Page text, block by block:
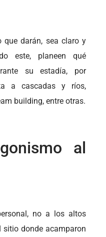
que darán, sea claro y
este, planeen qué
su estadía, por
a cascadas y ríos,
building, entre otras.
al
no a los altos
sitio donde acamparon